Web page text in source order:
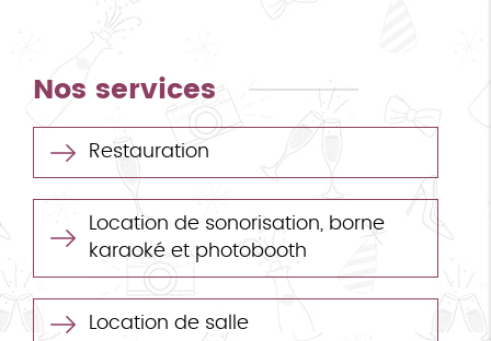
Nos services
Restauration
Location de sonorisation, borne
karaoké et photobooth
Location de salle